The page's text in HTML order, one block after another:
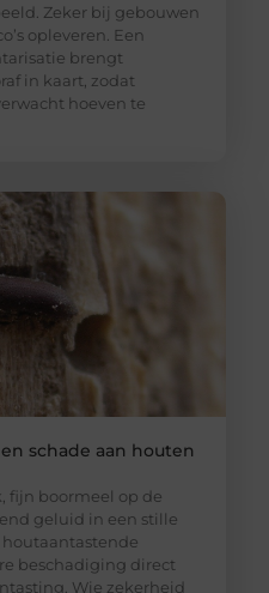
Zeker bij gebouwen
opleveren. Een
brengt
in kaart, zodat
hoeven te
schade aan houten
fijn boormeel op de
geluid in een stille
beschadiging direct
Wie zekerheid